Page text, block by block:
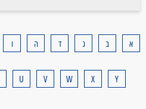
א ב ג ד ה ו
U V W X
Y